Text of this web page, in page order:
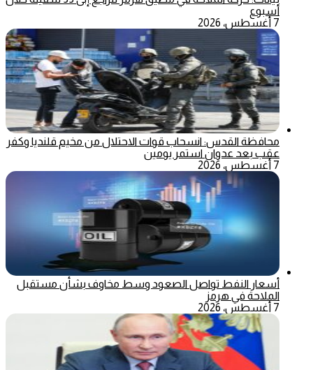
أسبوع
7 أغسطس، 2026
محافظة القدس: انسحاب قوات الاحتلال من مخيم قلنديا وكفر
عقب بعد عدوان استمر يومين
7 أغسطس، 2026
أسعار النفط تواصل الصعود وسط مخاوف بشأن مستقبل
الملاحة في هرمز
7 أغسطس، 2026